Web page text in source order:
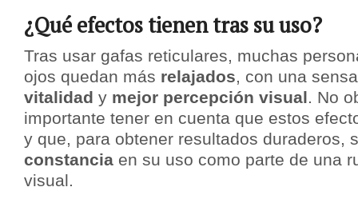
¿Qué efectos tienen tras su uso?
Tras usar gafas reticulares, muchas
ojos quedan más relajados, con una
vitalidad y mejor percepción visual . No
importante tener en cuenta que estos
y que, para obtener resultados duraderos,
constancia en su uso como parte de una
visual.